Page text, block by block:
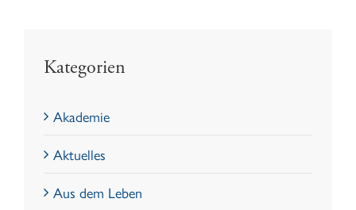
Kategorien
Akademie
Aktuelles
Aus dem Leben